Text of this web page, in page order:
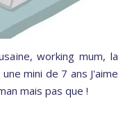
working mum, la
mini de 7 ans J'aime
mais pas que !